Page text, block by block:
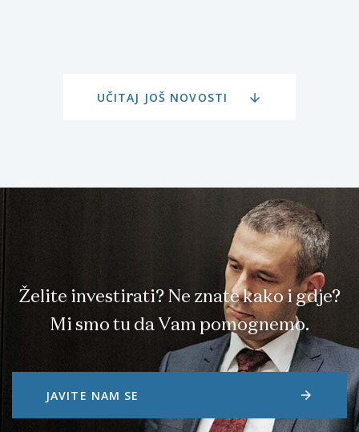
UČITAJ JOŠ NOVOSTI arrow_downward
Želite investirati? Ne znate kako i gdje?
Mi smo tu da Vam pomognemo.
JAVITE NAM SE arrow_forward